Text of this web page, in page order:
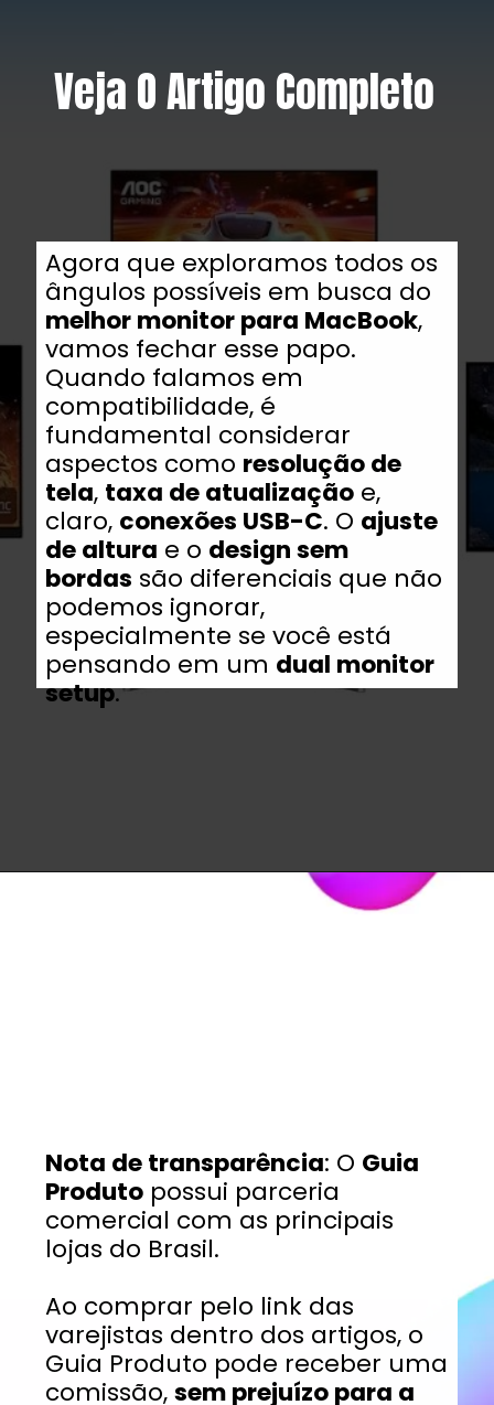
Veja O Artigo Completo
Agora que exploramos todos os
ângulos possíveis em busca do
melhor monitor para MacBook,
vamos fechar esse papo.
Quando falamos em
compatibilidade, é
fundamental considerar
aspectos como resolução de
tela, taxa de atualização e,
claro, conexões USB-C. O ajuste
de altura e o design sem
bordas são diferenciais que não
podemos ignorar,
especialmente se você está
pensando em um dual monitor
setup.
Nota de transparência: O Guia
Produto possui parceria
comercial com as principais
lojas do Brasil.
Ao comprar pelo link das
varejistas dentro dos artigos, o
Guia Produto pode receber uma
comissão,sem prejuízo para a